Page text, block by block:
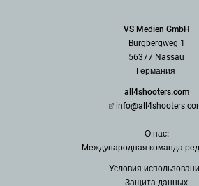
VS Medien GmbH
Burgbergweg 1
56377 Nassau
Германия
all4shooters.com
О нас:
Международная команда
Условия
Защита данных